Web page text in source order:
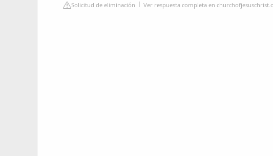
Solicitud de eliminación Ver respuesta completa en